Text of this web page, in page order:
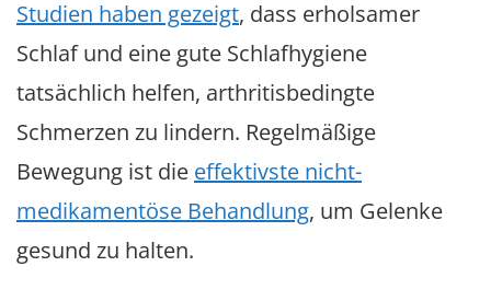
Studien haben gezeigt, dass erholsamer
Schlaf und eine gute Schlafhygiene
tatsächlich helfen, arthritisbedingte
Schmerzen zu lindern. Regelmäßige
Bewegung ist die effektivste nicht-
medikamentöse Behandlung, um Gelenke
gesund zu halten.